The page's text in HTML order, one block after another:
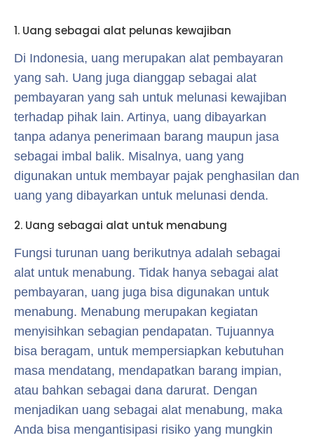
1. Uang sebagai alat pelunas kewajiban
Di Indonesia, uang merupakan alat pembayaran
yang sah. Uang juga dianggap sebagai alat
pembayaran yang sah untuk melunasi kewajiban
terhadap pihak lain. Artinya, uang dibayarkan
tanpa adanya penerimaan barang maupun jasa
sebagai imbal balik. Misalnya, uang yang
digunakan untuk membayar pajak penghasilan dan
uang yang dibayarkan untuk melunasi denda.
2. Uang sebagai alat untuk menabung
Fungsi turunan uang berikutnya adalah sebagai
alat untuk menabung. Tidak hanya sebagai alat
pembayaran, uang juga bisa digunakan untuk
menabung. Menabung merupakan kegiatan
menyisihkan sebagian pendapatan. Tujuannya
bisa beragam, untuk mempersiapkan kebutuhan
masa mendatang, mendapatkan barang impian,
atau bahkan sebagai dana darurat. Dengan
menjadikan uang sebagai alat menabung, maka
Anda bisa mengantisipasi risiko yang mungkin